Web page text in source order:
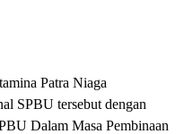
Patra Niaga
SPBU tersebut dengan
Dalam Masa Pembinaan